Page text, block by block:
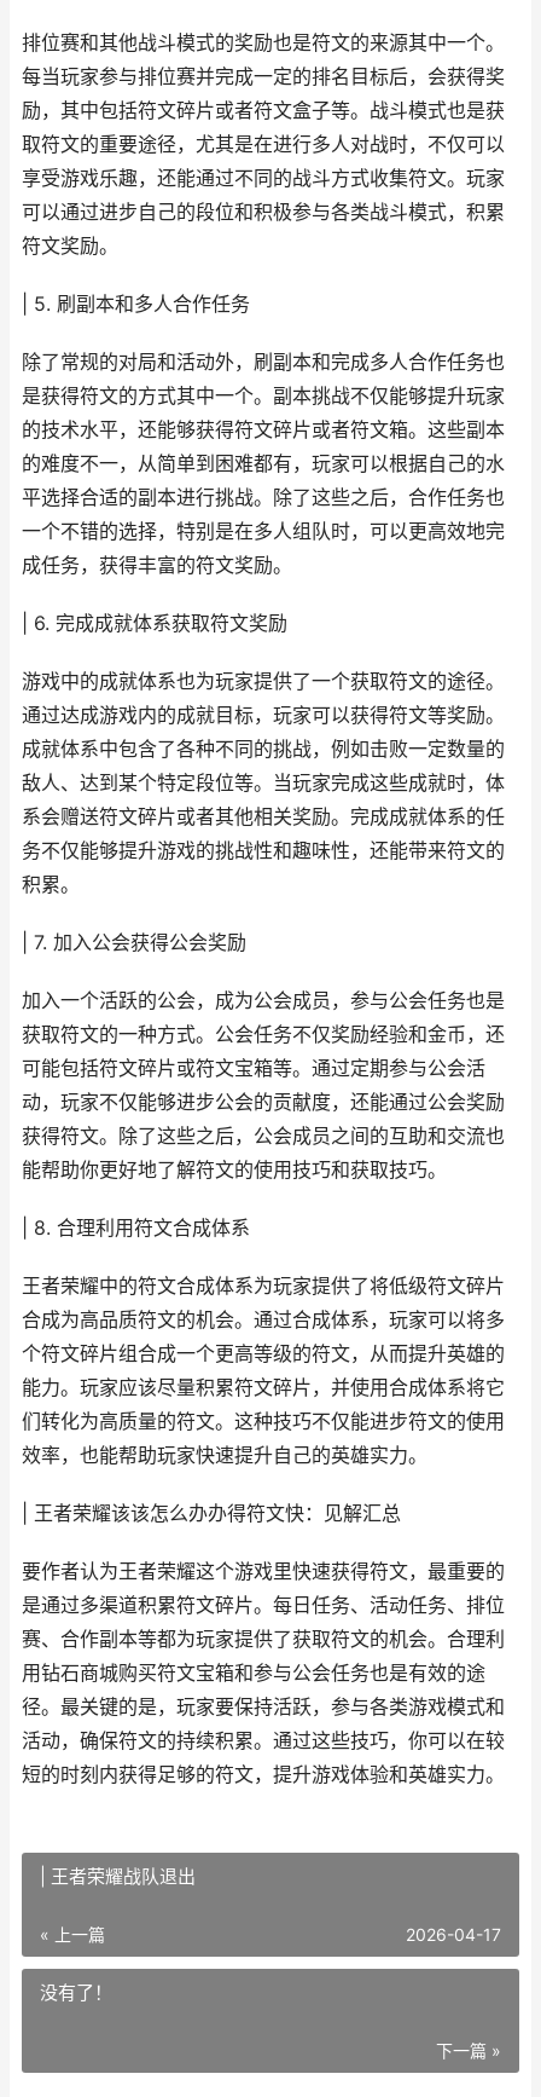
排位赛和其他战斗模式的奖励也是符文的来源其中一个。
每当玩家参与排位赛并完成一定的排名目标后，会获得奖
励，其中包括符文碎片或者符文盒子等。战斗模式也是获
取符文的重要途径，尤其是在进行多人对战时，不仅可以
享受游戏乐趣，还能通过不同的战斗方式收集符文。玩家
可以通过进步自己的段位和积极参与各类战斗模式，积累
符文奖励。
| 5. 刷副本和多人合作任务
除了常规的对局和活动外，刷副本和完成多人合作任务也
是获得符文的方式其中一个。副本挑战不仅能够提升玩家
的技术水平，还能够获得符文碎片或者符文箱。这些副本
的难度不一，从简单到困难都有，玩家可以根据自己的水
平选择合适的副本进行挑战。除了这些之后，合作任务也
一个不错的选择，特别是在多人组队时，可以更高效地完
成任务，获得丰富的符文奖励。
| 6. 完成成就体系获取符文奖励
游戏中的成就体系也为玩家提供了一个获取符文的途径。
通过达成游戏内的成就目标，玩家可以获得符文等奖励。
成就体系中包含了各种不同的挑战，例如击败一定数量的
敌人、达到某个特定段位等。当玩家完成这些成就时，体
系会赠送符文碎片或者其他相关奖励。完成成就体系的任
务不仅能够提升游戏的挑战性和趣味性，还能带来符文的
积累。
| 7. 加入公会获得公会奖励
加入一个活跃的公会，成为公会成员，参与公会任务也是
获取符文的一种方式。公会任务不仅奖励经验和金币，还
可能包括符文碎片或符文宝箱等。通过定期参与公会活
动，玩家不仅能够进步公会的贡献度，还能通过公会奖励
获得符文。除了这些之后，公会成员之间的互助和交流也
能帮助你更好地了解符文的使用技巧和获取技巧。
| 8. 合理利用符文合成体系
王者荣耀中的符文合成体系为玩家提供了将低级符文碎片
合成为高品质符文的机会。通过合成体系，玩家可以将多
个符文碎片组合成一个更高等级的符文，从而提升英雄的
能力。玩家应该尽量积累符文碎片，并使用合成体系将它
们转化为高质量的符文。这种技巧不仅能进步符文的使用
效率，也能帮助玩家快速提升自己的英雄实力。
| 王者荣耀该该怎么办办得符文快：见解汇总
要作者认为王者荣耀这个游戏里快速获得符文，最重要的
是通过多渠道积累符文碎片。每日任务、活动任务、排位
赛、合作副本等都为玩家提供了获取符文的机会。合理利
用钻石商城购买符文宝箱和参与公会任务也是有效的途
径。最关键的是，玩家要保持活跃，参与各类游戏模式和
活动，确保符文的持续积累。通过这些技巧，你可以在较
短的时刻内获得足够的符文，提升游戏体验和英雄实力。
| 王者荣耀战队退出
« 上一篇 2026-04-17
没有了！
下一篇 »